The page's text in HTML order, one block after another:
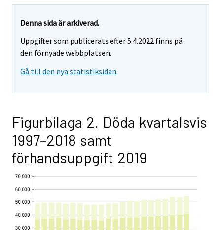
Denna sida är arkiverad.
Uppgifter som publicerats efter 5.4.2022 finns på
den förnyade webbplatsen.
Gå till den nya statistiksidan.
Figurbilaga 2. Döda kvartalsvis
1997–2018 samt
förhandsuppgift 2019